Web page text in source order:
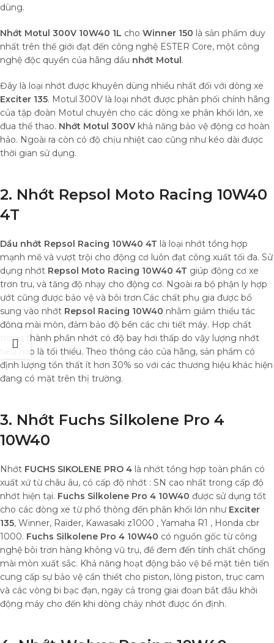
dùng.
Nhớt Motul 300V 10W40 1L cho Winner 150 là sản phẩm duy
nhất trên thế giới đạt đến công nghệ ESTER Core, một công
nghệ độc quyền của hãng dầu nhớt Motul.
Đây là loại nhớt được khuyên dùng nhiều nhất đối với dòng xe
Exciter 135. Motul 300V là loại nhớt được phân phối chính hãng
của tập đoàn Motul chuyên cho các dòng xe phân khối lớn, xe
đua thể thao. Nhớt Motul 300V khả năng bảo vệ động cơ hoàn
hảo. Ngoài ra còn có độ chịu nhiệt cao cũng như kéo dài được
thời gian sử dụng.
2. Nhớt Repsol Moto Racing 10W40
4T
Dầu nhớt Repsol Racing 10W40 4T là loại nhớt tổng hợp
mạnh mẽ và vượt trội cho động cơ luôn đạt công xuất tối đa. Sử
dụng nhớt Repsol Moto Racing 10W40 4T giúp động cơ xe
trơn tru, và tăng độ nhạy cho động cơ. Ngoài ra bộ phận ly hợp
ướt cũng được bảo vệ và bôi trơn.Các chất phụ gia được bổ
sung vào nhớt Repsol Racing 10W40 nhằm giảm thiểu tác
động mài mòn, đảm bảo độ bền các chi tiết máy. Hợp chất
trong thành phần nhớt có độ bay hơi thấp do vậy lượng nhớt
tiêu hao là tối thiểu. Theo thông cáo của hãng, sản phẩm có
định lượng tổn thất ít hơn 30% so với các thương hiệu khác hiện
đang có mặt trên thị trường.
3. Nhớt Fuchs Silkolene Pro 4
10W40
Nhớt FUCHS SIKOLENE PRO 4 là nhớt tổng hợp toàn phần có
xuất xứ từ châu âu, có cấp độ nhớt : SN cao nhất trong cấp độ
nhớt hiện tại. Fuchs Silkolene Pro 4 10W40 được sử dụng tốt
cho các dòng xe từ phổ thông đến phân khối lớn như Exciter
135, Winner, Raider, Kawasaki z1000 , Yamaha R1 , Honda cbr
1000. Fuchs Silkolene Pro 4 10W40 có nguồn gốc từ công
nghệ bôi trơn hàng không vũ trụ, để đem đến tính chất chống
mài mòn xuất sắc. Khả năng hoạt động bảo vệ bề mặt tiên tiến
cung cấp sự bảo vệ cần thiết cho piston, lòng piston, trục cam
và các vòng bi bạc đạn, ngay cả trong giai đoạn bắt đầu khởi
động máy cho đến khi dòng chảy nhớt được ổn định.